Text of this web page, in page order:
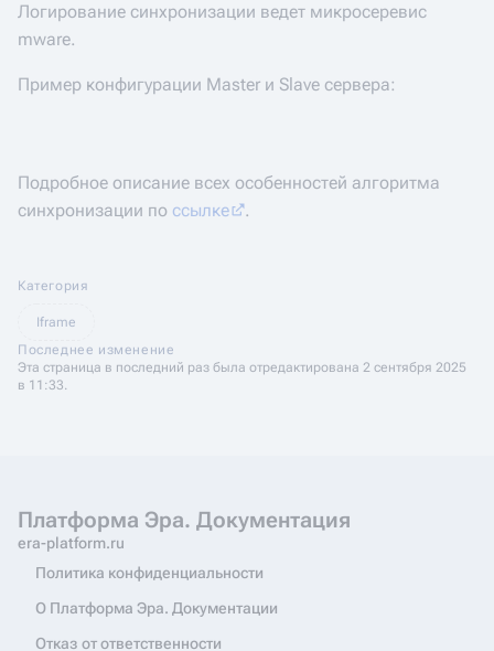
Логирование синхронизации ведет микросеревис
mware.
Пример конфигурации Master и Slave сервера:
Подробное описание всех особенностей алгоритма
синхронизации по ссылке .
Категория
Iframe
Последнее изменение
Эта страница в последний раз была отредактирована 2 сентября 2025
в 11:33.
Платформа Эра. Документация
era-platform.ru
Политика конфиденциальности
О Платформа Эра. Документации
Отказ от ответственности